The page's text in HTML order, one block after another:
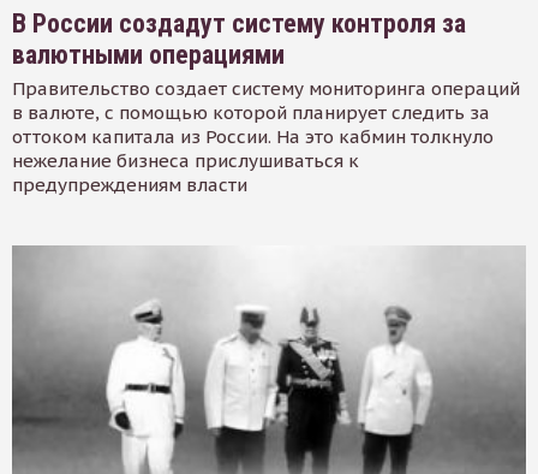
В России создадут систему контроля за
валютными операциями
Правительство создает систему мониторинга операций
в валюте, с помощью которой планирует следить за
оттоком капитала из России. На это кабмин толкнуло
нежелание бизнеса прислушиваться к
предупреждениям власти